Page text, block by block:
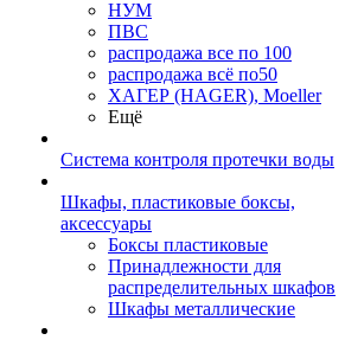
НУМ
ПВС
распродажа все по 100
распродажа всё по50
ХАГЕР (HAGER), Moeller
Ещё
Система контроля протечки воды
Шкафы, пластиковые боксы,
аксессуары
Боксы пластиковые
Принадлежности для
распределительных шкафов
Шкафы металлические